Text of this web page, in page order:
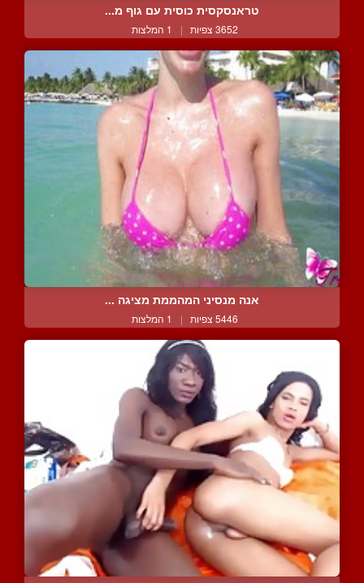
טראנסקסית כוסית עם גוף מ...
3652 צפיות | 1 המלצות
אנה מנסיני המהממת מציגה ...
5446 צפיות | 1 המלצות